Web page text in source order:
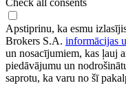
Check all consents
Apstiprinu, ka esmu
Brokers S.A. informācijas
un nosacījumiem, kas ļauj
piedāvājumu un
saprotu, ka varu no šī